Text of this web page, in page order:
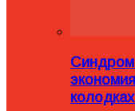
Синдром